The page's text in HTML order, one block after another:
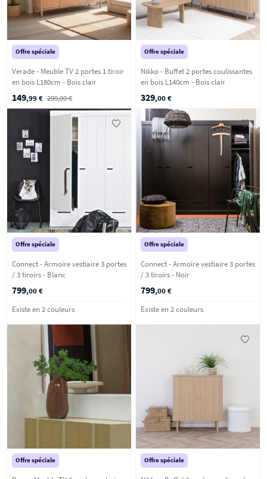
Offre spéciale
Verade - Meuble TV 2 portes 1 tiroir
en bois L180cm - Bois clair
149,99 € 299,99 €
Offre spéciale
Nikko - Buffet 2 portes coulissantes
en bois L140cm - Bois clair
329,00 €
Offre spéciale
Connect - Armoire vestiaire 3 portes
/ 3 tiroirs - Blanc
799,00 €
Existe en 2 couleurs
Offre spéciale
Connect - Armoire vestiaire 3 portes
/ 3 tiroirs - Noir
799,00 €
Existe en 2 couleurs
Offre spéciale Offre spéciale